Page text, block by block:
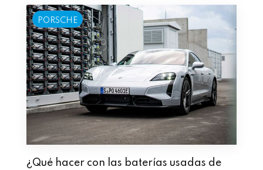
PORSCHE
¿Qué hacer con las baterías usadas de